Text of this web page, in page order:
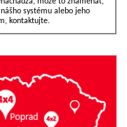
systému alebo jeho
kontaktujte.